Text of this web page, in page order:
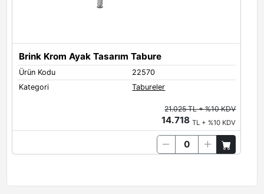
Brink Krom Ayak Tasarım Tabure
Ürün Kodu
22570
Kategori
Tabureler
21.025 TL + %10 KDV
14.718TL + %10 KDV